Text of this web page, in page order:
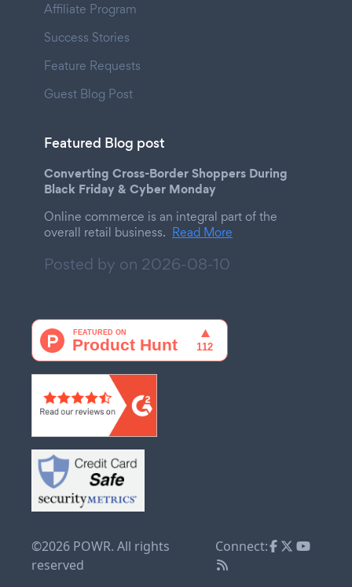
Affiliate Program
Success Stories
Feature Requests
Guest Blog Post
Featured Blog post
Converting Cross-Border Shoppers During
Black Friday & Cyber Monday
Online commerce is an integral part of the
overall retail business. Read More
Posted by on 2026-08-10
©2026 POWR. All rights
reserved
Connect: